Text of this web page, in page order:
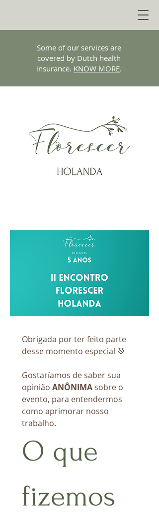
Some of our services are
covered by Dutch health
insurance. KNOW MORE.
Obrigada por ter feito parte
desse momento especial 💚
Gostaríamos de saber sua
opinião ANÔNIMA sobre o
evento, para entendermos
como aprimorar nosso
trabalho.
O que
fizemos